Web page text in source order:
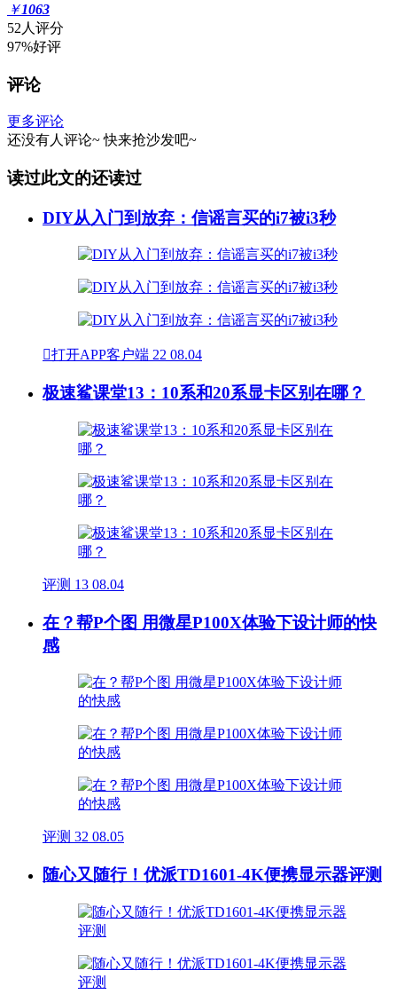
￥1063
52人评分
97%好评
评论
更多评论
还没有人评论~ 快来抢沙发吧~
读过此文的还读过
DIY从入门到放弃：信谣言买的i7被i3秒
打开APP客户端 22 08.04
极速鲨课堂13：10系和20系显卡区别在哪？
评测 13 08.04
在？帮P个图 用微星P100X体验下设计师的快
感
评测 32 08.05
随心又随行！优派TD1601-4K便携显示器评测